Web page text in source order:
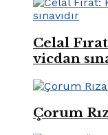
Celal
vicdan
Çorum